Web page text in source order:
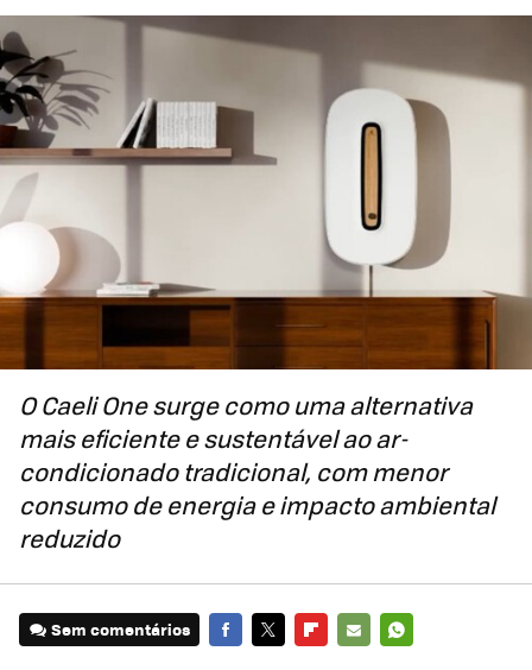
O Caeli One surge como uma alternativa
mais eficiente e sustentável ao ar-
condicionado tradicional, com menor
consumo de energia e impacto ambiental
reduzido
Sem comentários